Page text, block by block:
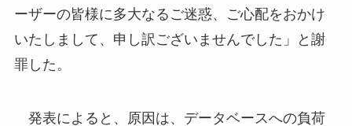
ーザーの皆様に多大なるご迷惑、ご心配をおかけ
いたしまして、申し訳ございませんでした」と謝
罪した。
発表によると、原因は、データベースへの負荷